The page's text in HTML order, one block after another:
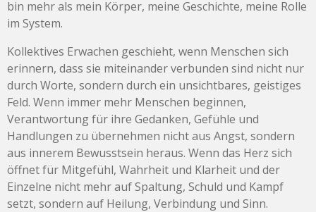
bin mehr als mein Körper, meine Geschichte, meine Rolle
im System.
Kollektives Erwachen geschieht, wenn Menschen sich
erinnern, dass sie miteinander verbunden sind nicht nur
durch Worte, sondern durch ein unsichtbares, geistiges
Feld. Wenn immer mehr Menschen beginnen,
Verantwortung für ihre Gedanken, Gefühle und
Handlungen zu übernehmen nicht aus Angst, sondern
aus innerem Bewusstsein heraus. Wenn das Herz sich
öffnet für Mitgefühl, Wahrheit und Klarheit und der
Einzelne nicht mehr auf Spaltung, Schuld und Kampf
setzt, sondern auf Heilung, Verbindung und Sinn.